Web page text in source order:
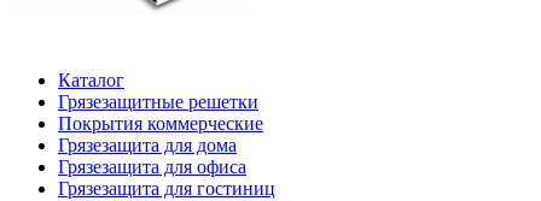
Каталог
Грязезащитные решетки
Покрытия коммерческие
Грязезащита для дома
Грязезащита для офиса
Грязезащита для гостиниц